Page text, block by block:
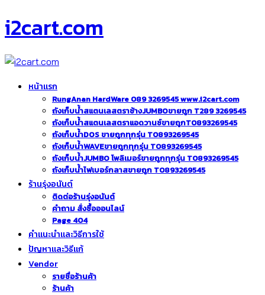
i2cart.com
หน้าแรก
RungAnan HardWare 089 3269545 www.i2cart.com
ถังเก็บน้ำสแตนเลสตราช้างJUMBOขายถูก T289 3269545
ถังเก็บน้ำสแตนเลสตราแอดวานซ์ขายถูกT0893269545
ถังเก็บน้ำDOS ขายถูกทุกรุ่น T0893269545
ถังเก็บน้ำWAVEขายถูกทุกรุ่น T0893269545
ถังเก็บน้ำJUMBO โพลิเมอร์ขายถูกทุกรุ่น T0893269545
ถังเก็บน้ำไฟเบอร์กลาสขายถูก T0893269545
ร้านรุ่งอนันต์
ติดต่อร้านรุ่งอนันต์
คำถาม สั่งซื้อออนไลน์
Page 404
คำแนะนำและวิธีการใช้
ปัญหาและวิธีแก้
Vendor
รายชื่อร้านค้า
ร้านค้า